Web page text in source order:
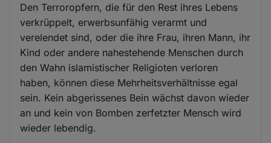
Den Terroropfern, die für den Rest ihres Lebens
verkrüppelt, erwerbsunfähig verarmt und
verelendet sind, oder die ihre Frau, ihren Mann, ihr
Kind oder andere nahestehende Menschen durch
den Wahn islamistischer Religioten verloren
haben, können diese Mehrheitsverhältnisse egal
sein. Kein abgerissenes Bein wächst davon wieder
an und kein von Bomben zerfetzter Mensch wird
wieder lebendig.